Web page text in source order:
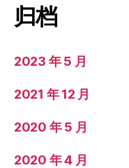
归档
2023 年 5 月
2021 年 12 月
2020 年 5 月
2020 年 4 月